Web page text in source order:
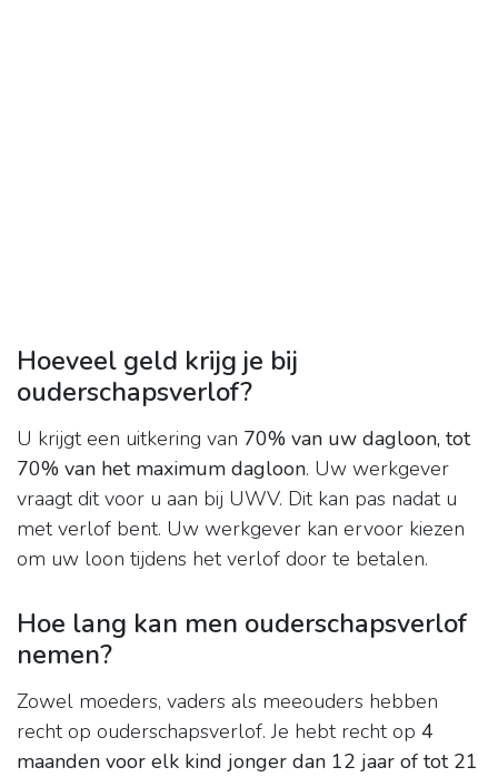
Hoeveel geld krijg je bij
ouderschapsverlof?
U krijgt een uitkering van 70% van uw dagloon, tot
70% van het maximum dagloon. Uw werkgever
vraagt dit voor u aan bij UWV. Dit kan pas nadat u
met verlof bent. Uw werkgever kan ervoor kiezen
om uw loon tijdens het verlof door te betalen.
Hoe lang kan men ouderschapsverlof
nemen?
Zowel moeders, vaders als meeouders hebben
recht op ouderschapsverlof. Je hebt recht op 4
maanden voor elk kind jonger dan 12 jaar of tot 21